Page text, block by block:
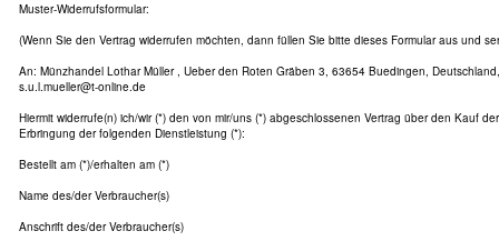
Muster-Widerrufsformular:
(Wenn Sie den Vertrag widerrufen möchten, dann füllen Sie bitte dieses Formular aus und
An: Münzhandel Lothar Müller , Ueber den Roten Gräben 3, 63654 Buedingen,
s.u.l.mueller@t-online.de
Hiermit widerrufe(n) ich/wir (*) den von mir/uns (*) abgeschlossenen Vertrag über den Kauf
Erbringung der folgenden Dienstleistung (*):
Bestellt am (*)/erhalten am (*)
Name des/der Verbraucher(s)
Anschrift des/der Verbraucher(s)